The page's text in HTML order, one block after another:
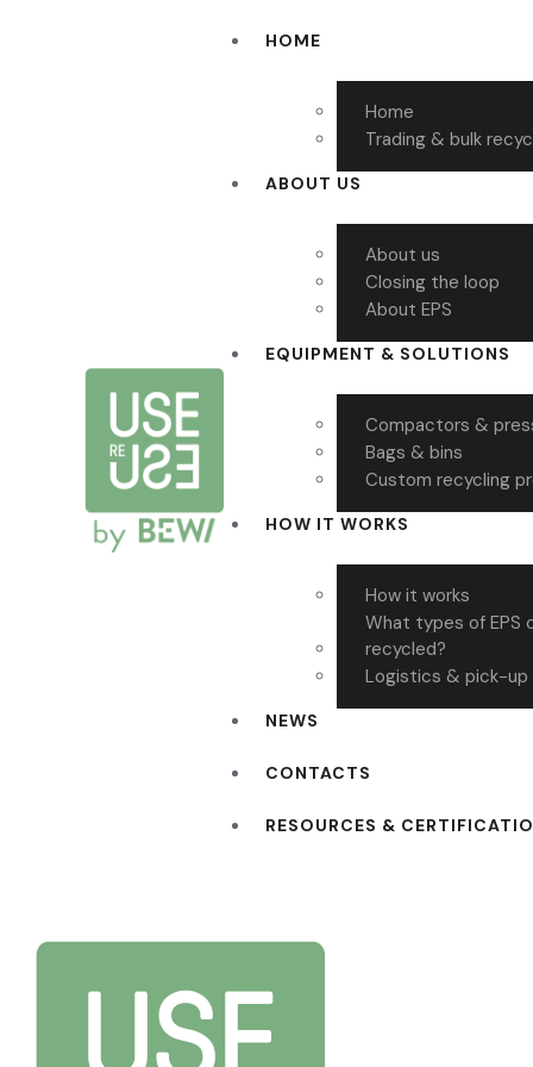
HOME
Home
Trading & bulk
ABOUT US
About us
Closing the loop
About EPS
EQUIPMENT & SOLUTIONS
Compactors &
Bags & bins
Custom recycling
HOW IT WORKS
How it works
What types of EPS
recycled?
Logistics & pick-up
NEWS
CONTACTS
RESOURCES &